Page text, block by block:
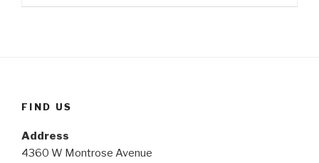
FIND US
Address
4360 W Montrose Avenue